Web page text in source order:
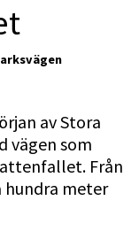
av Stora
vägen som
Från
hundra meter